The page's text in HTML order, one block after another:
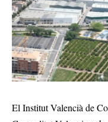
El Institut Valencià de